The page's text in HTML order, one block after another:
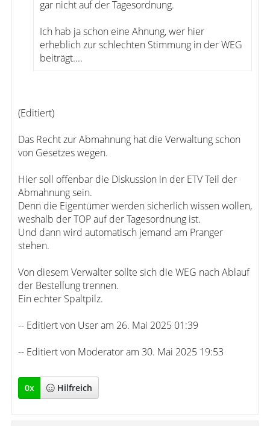
gar nicht auf der Tagesordnung.
Ich hab ja schon eine Ahnung, wer hier
erheblich zur schlechten Stimmung in der WEG
beiträgt....
(Editiert)
Das Recht zur Abmahnung hat die Verwaltung schon
von Gesetzes wegen.
Hier soll offenbar die Diskussion in der ETV Teil der
Abmahnung sein.
Denn die Eigentümer werden sicherlich wissen wollen,
weshalb der TOP auf der Tagesordnung ist.
Und dann wird automatisch jemand am Pranger
stehen.
Von diesem Verwalter sollte sich die WEG nach Ablauf
der Bestellung trennen.
Ein echter Spaltpilz.
-- Editiert von User am 26. Mai 2025 01:39
-- Editiert von Moderator am 30. Mai 2025 19:53
0x Hilfreich